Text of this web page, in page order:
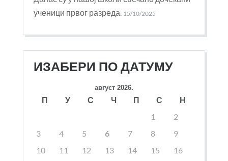
ученици првог разреда. 15/10/2025
ИЗАБЕРИ ПО ДАТУМУ
август 2026.
П У С Ч П С
Н
1
2
3
4 5 6 7 8
9
10
11 12 13 14 15
16